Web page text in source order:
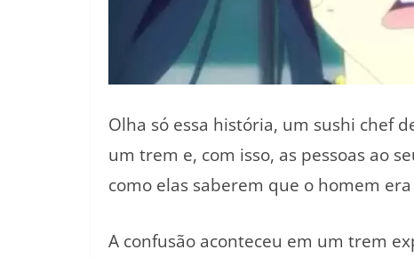
Olha só essa história, um sushi chef
um trem e, com isso, as pessoas ao
como elas saberem que o homem
A confusão aconteceu em um trem